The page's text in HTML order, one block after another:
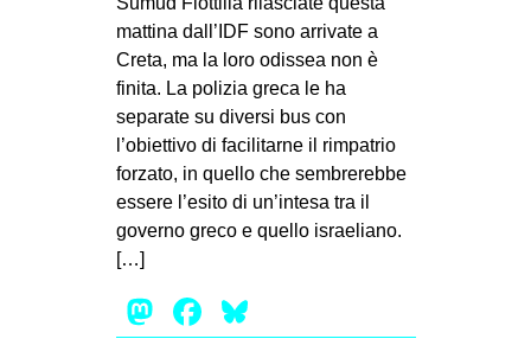
mattina dall’IDF sono arrivate a
Creta, ma la loro odissea non è
finita. La polizia greca le ha
separate su diversi bus con
l’obiettivo di facilitarne il rimpatrio
forzato, in quello che sembrerebbe
essere l’esito di un’intesa tra il
governo greco e quello israeliano.
[…]
Mastodon
Facebook